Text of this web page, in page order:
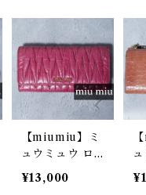
ウォレット 箱
付き red
y
【miumiu】ミ
ュウミュウ ロ
ゴ入 マテラッ
セレザーロング
¥13,000
ゴ